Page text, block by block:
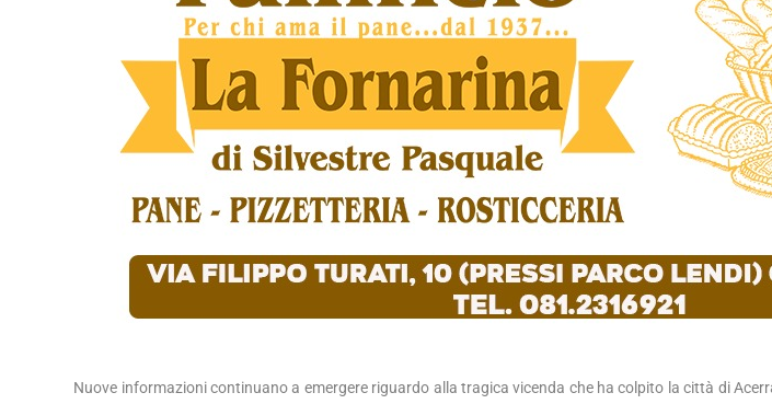
Nuove informazioni continuano a emergere riguardo alla tragica vicenda che ha colpito la città di